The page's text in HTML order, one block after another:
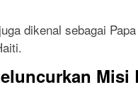
dikenal sebagai
Misi